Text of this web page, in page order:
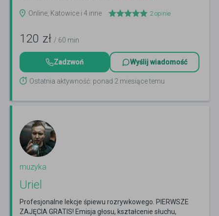
Online, Katowice i 4 inne 2opinie
120 zł / 60 min
Zadzwoń Wyślij wiadomość
Ostatnia aktywność: ponad 2 miesiące temu
muzyka
Uriel
Profesjonalne lekcje śpiewu rozrywkowego. PIERWSZE
ZAJĘCIA GRATIS! Emisja głosu, kształcenie słuchu,